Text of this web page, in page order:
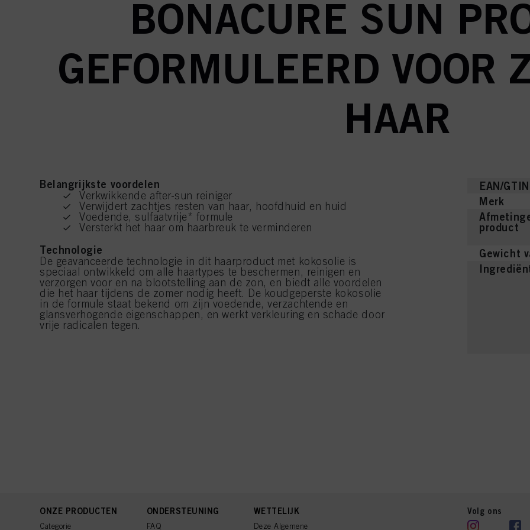
BONACURE SUN
GEFORMULEERD VOOR
HAAR
Belangrijkste voordelen
Verkwikkende after-sun reiniger
Verwijdert zachtjes resten van haar, hoofdhuid en huid
Voedende, sulfaatvrije* formule
Versterkt het haar om haarbreuk te verminderen
Technologie
De geavanceerde technologie in dit haarproduct met kokosolie is
speciaal ontwikkeld om alle haartypes te beschermen, reinigen en
verzorgen voor en na blootstelling aan de zon, en biedt alle voordelen
die het haar tijdens de zomer nodig heeft. De koudgeperste kokosolie
in de formule staat bekend om zijn voedende, verzachtende en
glansverhogende eigenschappen, en werkt verkleuring en schade door
vrije radicalen tegen.
EAN/GTIN
Merk
product
Gewicht
ONZE PRODUCTEN
Categorie
ONDERSTEUNING
FAQ
WETTELIJK
Deze Algemene
Volg ons